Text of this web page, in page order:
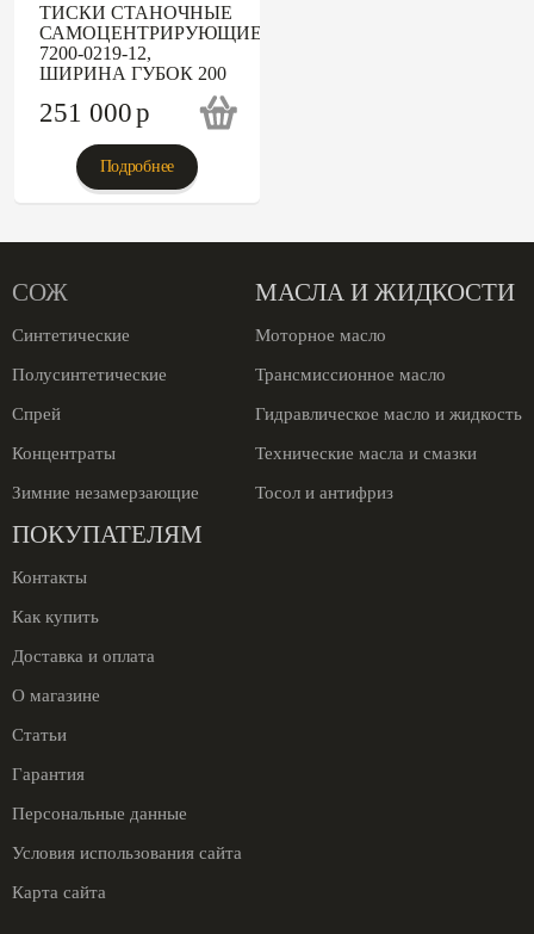
ТИСКИ СТАНОЧНЫЕ
САМОЦЕНТРИРУЮЩИЕСЯ
7200-0219-12,
ШИРИНА ГУБОК 200
251 000p
Подробнее
СОЖ
Синтетические
Полусинтетические
Спрей
Концентраты
Зимние незамерзающие
МАСЛА И ЖИДКОСТИ
Моторное масло
Трансмиссионное масло
Гидравлическое масло и жидкость
Технические масла и смазки
Тосол и антифриз
ПОКУПАТЕЛЯМ
Контакты
Как купить
Доставка и оплата
О магазине
Статьи
Гарантия
Персональные данные
Условия использования сайта
Карта сайта